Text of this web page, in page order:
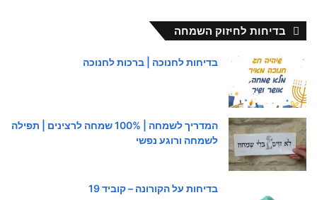
בדיחות לחיזוק השמחה
בדיחות לחנוכה | ברכות לחנוכה
המדריך לשמחה | 100% שמחה לרצינים | תפילה
לשמחה ורוגע נפשי
בדיחות על הקורונה – קוביד 19